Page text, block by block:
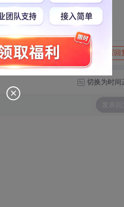
写回
切换为时间
发表回